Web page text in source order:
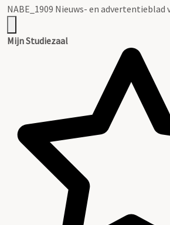
NABE_1909 Nieuws- en advertentieblad
Mijn Studiezaal